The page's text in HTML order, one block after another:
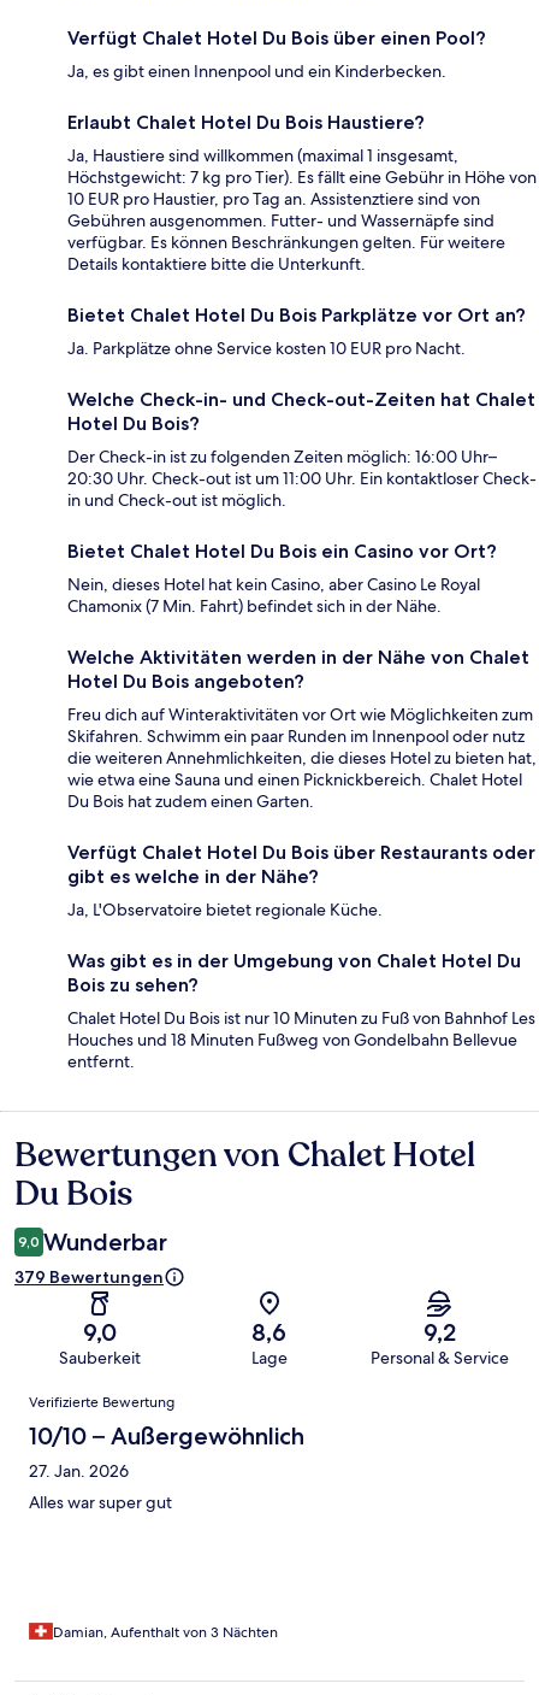
Verfügt Chalet Hotel Du Bois über einen Pool?
Ja, es gibt einen Innenpool und ein Kinderbecken.
Erlaubt Chalet Hotel Du Bois Haustiere?
Ja, Haustiere sind willkommen (maximal 1 insgesamt,
Höchstgewicht: 7 kg pro Tier). Es fällt eine Gebühr in Höhe von
10 EUR pro Haustier, pro Tag an. Assistenztiere sind von
Gebühren ausgenommen. Futter- und Wassernäpfe sind
verfügbar. Es können Beschränkungen gelten. Für weitere
Details kontaktiere bitte die Unterkunft.
Bietet Chalet Hotel Du Bois Parkplätze vor Ort an?
Ja. Parkplätze ohne Service kosten 10 EUR pro Nacht.
Welche Check-in- und Check-out-Zeiten hat Chalet
Hotel Du Bois?
Der Check-in ist zu folgenden Zeiten möglich: 16:00 Uhr–
20:30 Uhr. Check-out ist um 11:00 Uhr. Ein kontaktloser Check-
in und Check-out ist möglich.
Bietet Chalet Hotel Du Bois ein Casino vor Ort?
Nein, dieses Hotel hat kein Casino, aber Casino Le Royal
Chamonix (7 Min. Fahrt) befindet sich in der Nähe.
Welche Aktivitäten werden in der Nähe von Chalet
Hotel Du Bois angeboten?
Freu dich auf Winteraktivitäten vor Ort wie Möglichkeiten zum
Skifahren. Schwimm ein paar Runden im Innenpool oder nutz
die weiteren Annehmlichkeiten, die dieses Hotel zu bieten hat,
wie etwa eine Sauna und einen Picknickbereich. Chalet Hotel
Du Bois hat zudem einen Garten.
Verfügt Chalet Hotel Du Bois über Restaurants oder
gibt es welche in der Nähe?
Ja, L'Observatoire bietet regionale Küche.
Was gibt es in der Umgebung von Chalet Hotel Du
Bois zu sehen?
Chalet Hotel Du Bois ist nur 10 Minuten zu Fuß von Bahnhof Les
Houches und 18 Minuten Fußweg von Gondelbahn Bellevue
entfernt.
Bewertungen
Bewertungen von Chalet Hotel
Du Bois
9,0 Wunderbar
379 Bewertungen
9,0
Sauberkeit
8,6
Lage
9,2
Personal & Service
Bewertungen
Verifizierte Bewertung
10/10 – Außergewöhnlich
27. Jan. 2026
Alles war super gut
Damian, Aufenthalt von 3 Nächten